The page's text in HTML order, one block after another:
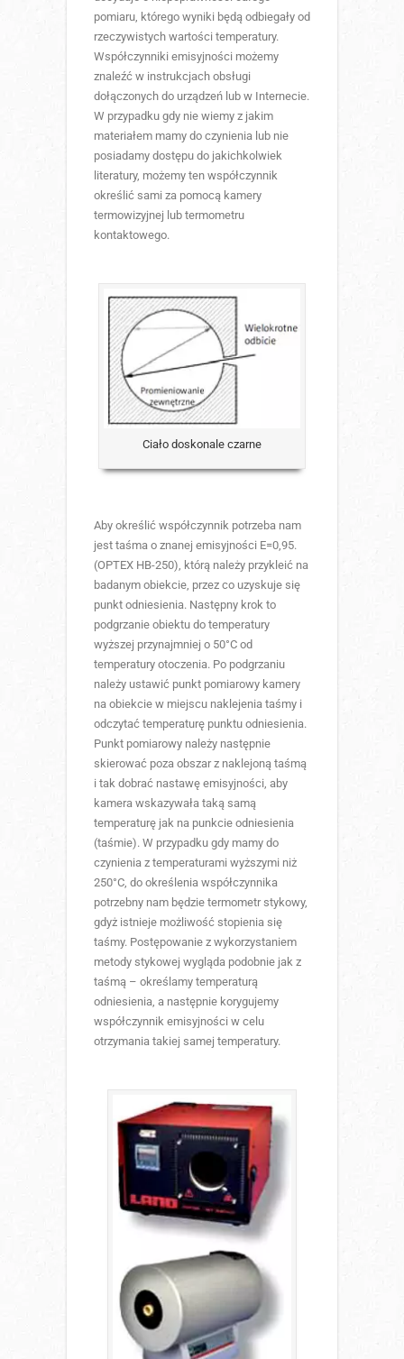
pomiaru, którego wyniki będą odbiegały od
rzeczywistych wartości temperatury.
Współczynniki emisyjności możemy
znaleźć w instrukcjach obsługi
dołączonych do urządzeń lub w Internecie.
W przypadku gdy nie wiemy z jakim
materiałem mamy do czynienia lub nie
posiadamy dostępu do jakichkolwiek
literatury, możemy ten współczynnik
określić sami za pomocą kamery
termowizyjnej lub termometru
kontaktowego.
Ciało doskonale czarne
Aby określić współczynnik potrzeba nam
jest taśma o znanej emisyjności E=0,95.
(OPTEX HB-250), którą należy przykleić na
badanym obiekcie, przez co uzyskuje się
punkt odniesienia. Następny krok to
podgrzanie obiektu do temperatury
wyższej przynajmniej o 50°C od
temperatury otoczenia. Po podgrzaniu
należy ustawić punkt pomiarowy kamery
na obiekcie w miejscu naklejenia taśmy i
odczytać temperaturę punktu odniesienia.
Punkt pomiarowy należy następnie
skierować poza obszar z naklejoną taśmą
i tak dobrać nastawę emisyjności, aby
kamera wskazywała taką samą
temperaturę jak na punkcie odniesienia
(taśmie). W przypadku gdy mamy do
czynienia z temperaturami wyższymi niż
250°C, do określenia współczynnika
potrzebny nam będzie termometr stykowy,
gdyż istnieje możliwość stopienia się
taśmy. Postępowanie z wykorzystaniem
metody stykowej wygląda podobnie jak z
taśmą – określamy temperaturą
odniesienia, a następnie korygujemy
współczynnik emisyjności w celu
otrzymania takiej samej temperatury.